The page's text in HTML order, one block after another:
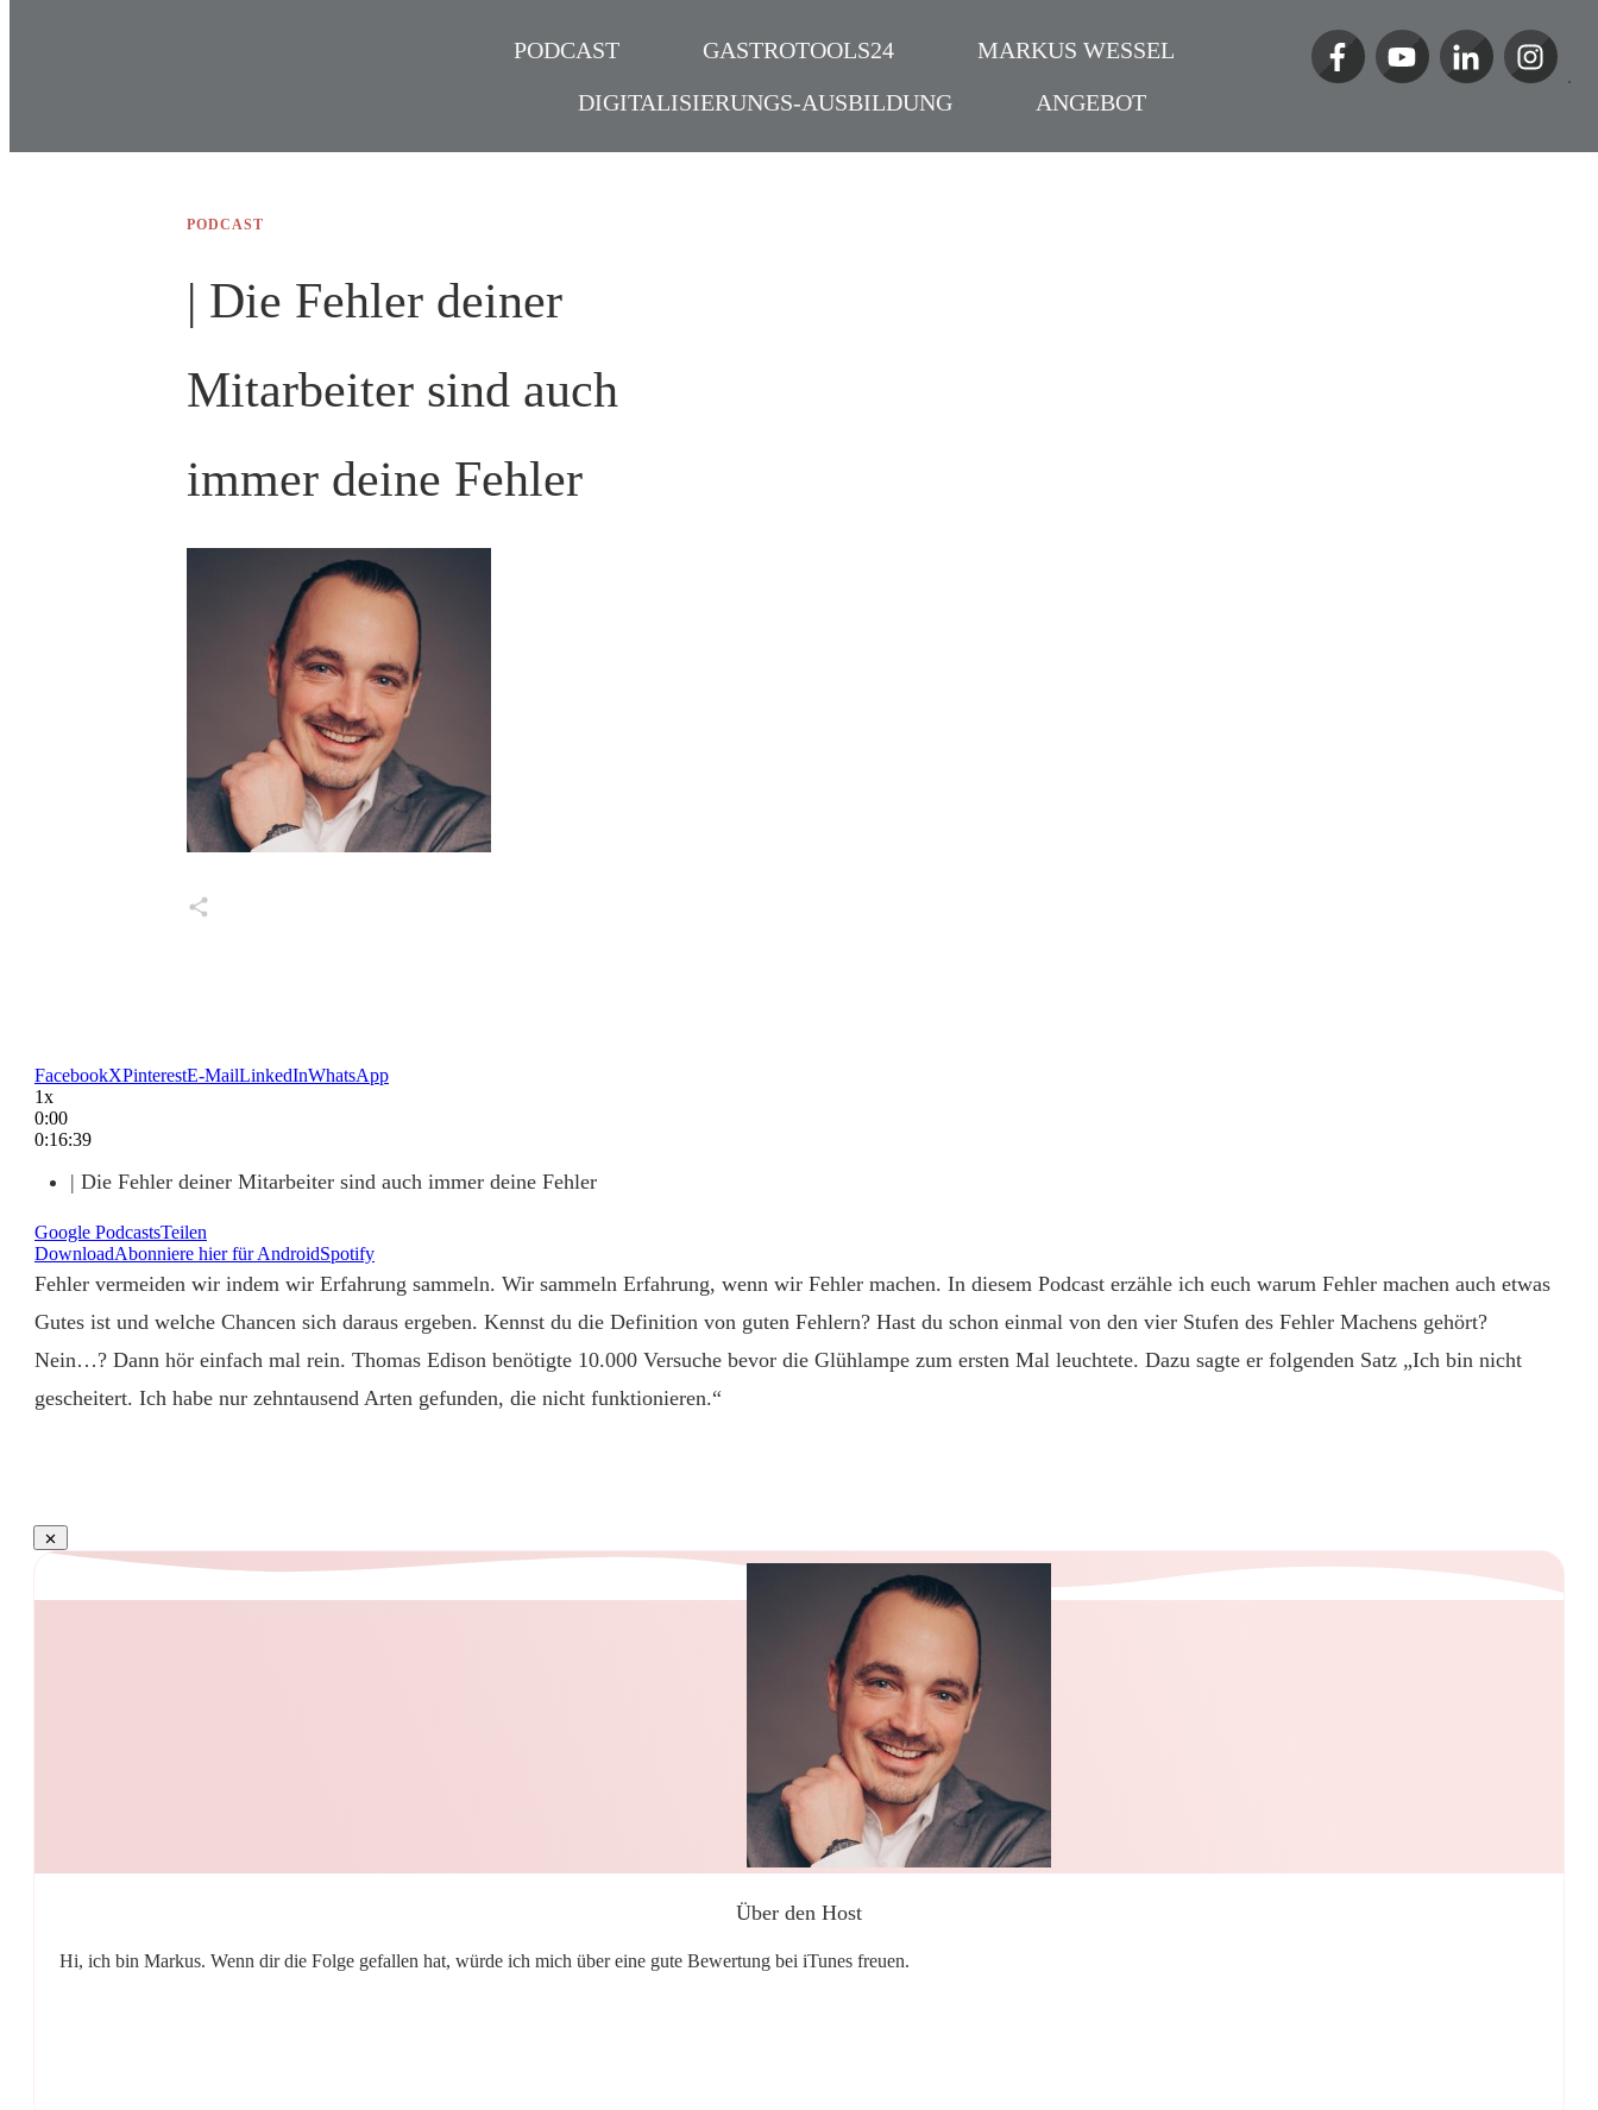
PODCAST GASTROTOOLS24
MARKUS WESSEL
DIGITALISIERUNGS-AUSBILDUNG
ANGEBOT
PODCAST
| Die Fehler deiner
Mitarbeiter sind auch
immer deine Fehler
Markus Wessel
FacebookXPinterestE-MailLinkedInWhatsApp
1x
0:00
0:16:39
| Die Fehler deiner Mitarbeiter sind auch immer deine Fehler
Google PodcastsTeilen
DownloadAbonniere hier für AndroidSpotify
Fehler vermeiden wir indem wir Erfahrung sammeln. Wir sammeln Erfahrung, wenn wir Fehler machen. In diesem Podcast erzähle ich euch warum Fehler machen auch etwas
Gutes ist und welche Chancen sich daraus ergeben. Kennst du die Definition von guten Fehlern? Hast du schon einmal von den vier Stufen des Fehler Machens gehört?
Nein…? Dann hör einfach mal rein. Thomas Edison benötigte 10.000 Versuche bevor die Glühlampe zum ersten Mal leuchtete. Dazu sagte er folgenden Satz „Ich bin nicht
gescheitert. Ich habe nur zehntausend Arten gefunden, die nicht funktionieren.“
Über den Host
Hi, ich bin Markus. Wenn dir die Folge gefallen hat, würde ich mich über eine gute Bewertung bei iTunes freuen.